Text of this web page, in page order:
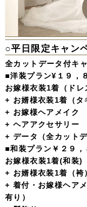
○平日限定キャン
全カットデータ付キ
■洋装プラン¥１９，
お嫁様衣装1着（ドレ
+ お婿様衣装1着（タ
+ お嫁様ヘアメイク
+ ヘアアクセサリー
+ データ（全カット
■和装プラン￥２９，
お嫁様衣装1着(和装)
+ お婿様衣装1着（袴
+ 着付・お嫁様ヘア
有り）